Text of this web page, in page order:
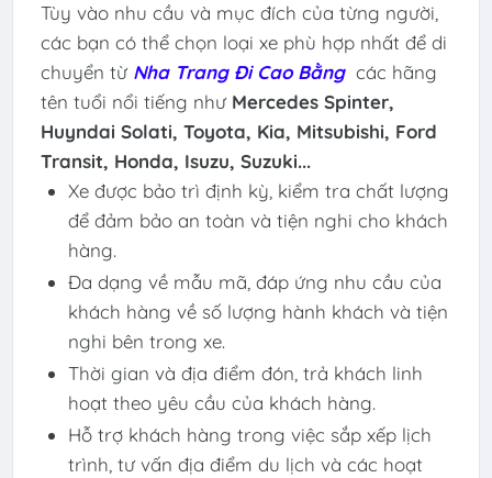
Tùy vào nhu cầu và mục đích của từng người,
các bạn có thể chọn loại xe phù hợp nhất để di
chuyển từ Nha Trang Đi Cao Bằng các hãng
tên tuổi nổi tiếng như Mercedes Spinter,
Huyndai Solati, Toyota, Kia, Mitsubishi, Ford
Transit, Honda, Isuzu, Suzuki...
Xe được bảo trì định kỳ, kiểm tra chất lượng
để đảm bảo an toàn và tiện nghi cho khách
hàng.
Đa dạng về mẫu mã, đáp ứng nhu cầu của
khách hàng về số lượng hành khách và tiện
nghi bên trong xe.
Thời gian và địa điểm đón, trả khách linh
hoạt theo yêu cầu của khách hàng.
Hỗ trợ khách hàng trong việc sắp xếp lịch
trình, tư vấn địa điểm du lịch và các hoạt